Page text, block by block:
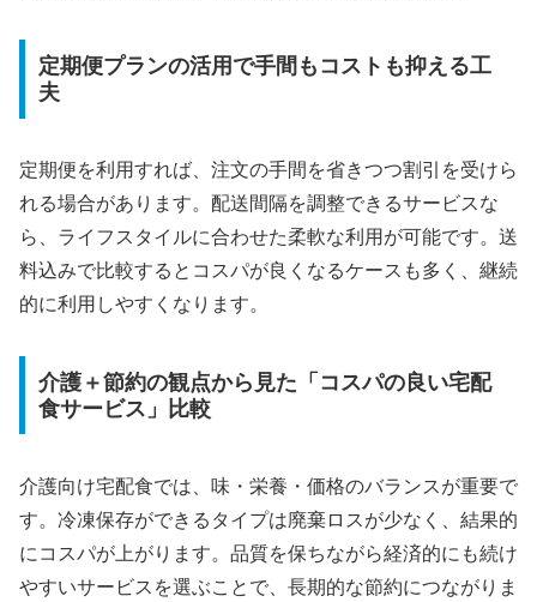
定期便プランの活用で手間もコストも抑える工
夫
定期便を利用すれば、注文の手間を省きつつ割引を受けら
れる場合があります。配送間隔を調整できるサービスな
ら、ライフスタイルに合わせた柔軟な利用が可能です。送
料込みで比較するとコスパが良くなるケースも多く、継続
的に利用しやすくなります。
介護＋節約の観点から見た「コスパの良い宅配
食サービス」比較
介護向け宅配食では、味・栄養・価格のバランスが重要で
す。冷凍保存ができるタイプは廃棄ロスが少なく、結果的
にコスパが上がります。品質を保ちながら経済的にも続け
やすいサービスを選ぶことで、長期的な節約につながりま